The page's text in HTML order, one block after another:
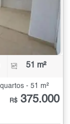
51 m²
- 51 m²
R$ 375.000